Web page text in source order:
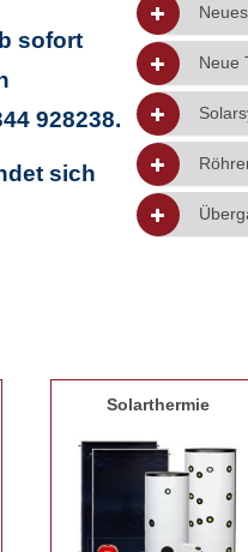
sofort
928238.
sich
Neue
Solarthermie